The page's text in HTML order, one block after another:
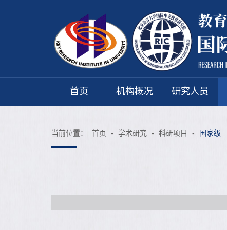
首页 机构概况 研究人员
当前位置： 首页 - 学术研究 - 科研项目 - 国家级